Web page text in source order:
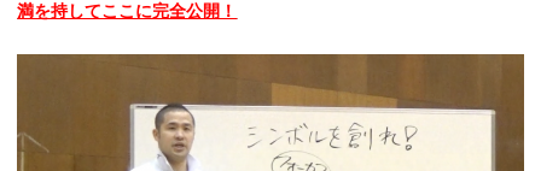
満を持してここに完全公開！